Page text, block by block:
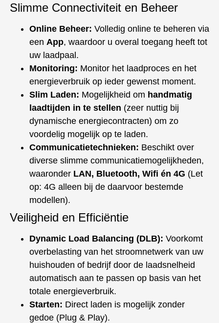
Slimme Connectiviteit en Beheer
Online Beheer: Volledig online te beheren via
een App, waardoor u overal toegang heeft tot
uw laadpaal.
Monitoring: Monitor het laadproces en het
energieverbruik op ieder gewenst moment.
Slim Laden: Mogelijkheid om handmatig
laadtijden in te stellen (zeer nuttig bij
dynamische energiecontracten) om zo
voordelig mogelijk op te laden.
Communicatietechnieken: Beschikt over
diverse slimme communicatiemogelijkheden,
waaronder LAN, Bluetooth, Wifi én 4G (Let
op: 4G alleen bij de daarvoor bestemde
modellen).
Veiligheid en Efficiëntie
Dynamic Load Balancing (DLB): Voorkomt
overbelasting van het stroomnetwerk van uw
huishouden of bedrijf door de laadsnelheid
automatisch aan te passen op basis van het
totale energieverbruik.
Starten: Direct laden is mogelijk zonder
gedoe (Plug & Play).